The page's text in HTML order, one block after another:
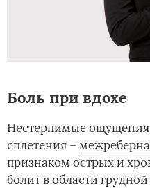
Боль при вдохе
Нестерпимые
сплетения –
признаком острых и
болит в области